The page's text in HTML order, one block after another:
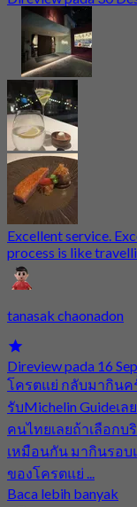
Excellent service.
process is like
tanasak chaonadon
Direview pada 16
โครตแย่ กลับมากินค
รับMichelin Guideเ
คนไทยเลยถ้าเลือกบ
เหมือนกัน มากินรอบ
ของโครตแย่ ...
Baca lebih banyak